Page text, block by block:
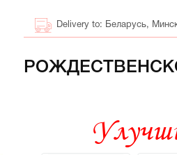
Беларусь,